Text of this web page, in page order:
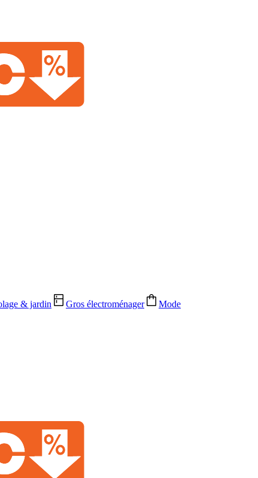
& jardin Gros électroménager Mode